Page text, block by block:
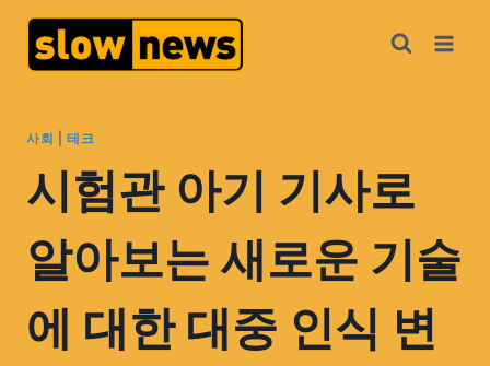
사회 테크
시험관 아기 기사로
알아보는 새로운 기술
에 대한 대중 인식 변